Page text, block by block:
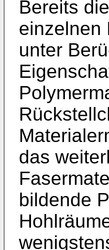
Bereits
einzelnen
unter
das
bildende